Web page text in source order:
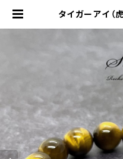
タイガーアイ（